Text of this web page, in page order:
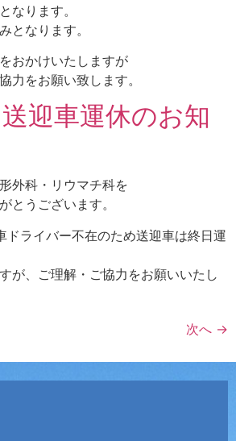
なります。
となります。
おかけいたしますが
力をお願い致します。
迎車運休のお知
外科・リウマチ科を
とうございます。
ドライバー不在のため送迎車は終日運
が、ご理解・ご協力をお願いいたし
次へ →